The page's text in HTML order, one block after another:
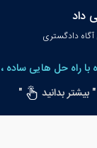
داد
آگاه دادگستری
با راه حل هایی
" بیشتر بدانید
"